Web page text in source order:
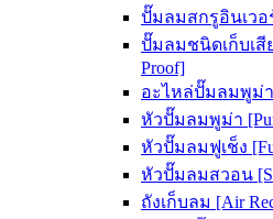
ปั๊มลมสกรูอินเวอ
ปั๊มลมชนิดเก็บเสี
Proof]
อะไหล่ปั๊มลมพูม่า
หัวปั๊มลมพูม่า
หัวปั๊มลมฟูเช็ง
หัวปั๊มลมสวอน
ถังเก็บลม [Air